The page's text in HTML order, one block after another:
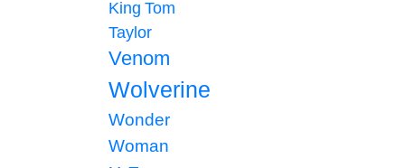
King Tom
Taylor
Venom
Wolverine
Wonder
Woman